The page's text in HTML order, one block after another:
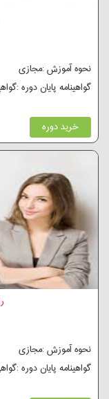
نحوه آموزش :مجازی
گواهینامه پایان دوره
خرید دوره
نحوه آموزش :مجازی
گواهینامه پایان دوره